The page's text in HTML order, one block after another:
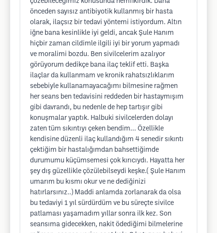
önceden sayısız antibiyotik kullanmış bir hasta
olarak, ilaçsız bir tedavi yöntemi istiyordum. Altın
iğne bana kesinlikle iyi geldi, ancak Şule Hanım
hiçbir zaman cildimle ilgili iyi bir yorum yapmadı
ve moralimi bozdu. Ben sivilcelerim azalıyor
görüyorum dedikçe bana ilaç teklif etti. Başka
ilaçlar da kullanmam ve kronik rahatsızlıklarım
sebebiyle kullanamayacağımı bilmesine rağmen
her seans ben tedavisini reddeden bir hastaymışım
gibi davrandı, bu nedenle de hep tartışır gibi
konuşmalar yaptık. Halbuki sivilcelerden dolayı
zaten tüm sıkıntıyı çeken bendim... Özellikle
kendisine düzenli ilaç kullandığım 4 senedir sıkıntı
çektiğim bir hastalığımdan bahsettiğimde
durumumu küçümsemesi çok kırıcıydı. Hayatta her
şey dış güzellikle çözülebilseydi keşke.( Şule Hanım
umarım bu kısmı okur ve ne dediğinizi
hatırlarsınız..) Maddi anlamda zorlanarak da olsa
bu tedaviyi 1 yıl sürdürdüm ve bu süreçte sivilce
patlaması yaşamadım yıllar sonra ilk kez. Son
seansıma gidecekken, nakit ödediğimi bilmelerine